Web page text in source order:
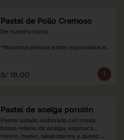
Pastel de Pollo Cremoso
De nuestro horno
*Nuestros precios están expresados en
S/ 18.00
Pastel de acelga porción
Pastel salado elaborado con masa
brisse relleno de acelga, espinaca ,
tocino, huevo, salsa blanca y queso